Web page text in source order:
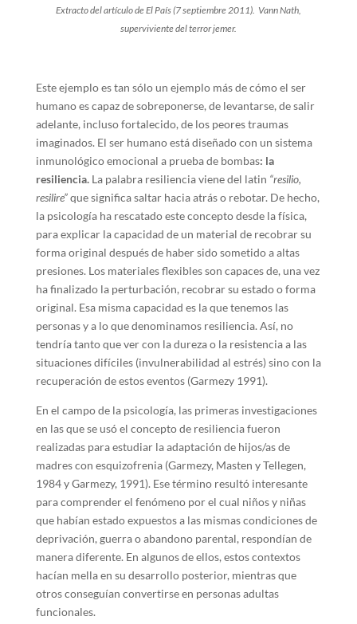
Extracto del artículo de El País (7 septiembre 2011). Vann Nath,
superviviente del terror jemer.
Este ejemplo es tan sólo un ejemplo más de cómo el ser
humano es capaz de sobreponerse, de levantarse, de salir
adelante, incluso fortalecido, de los peores traumas
imaginados. El ser humano está diseñado con un sistema
inmunológico emocional a prueba de bombas: la
resiliencia.La palabra resiliencia viene del latin “resilio,
resilire”que significa saltar hacia atrás o rebotar. De hecho,
la psicología ha rescatado este concepto desde la física,
para explicar la capacidad de un material de recobrar su
forma original después de haber sido sometido a altas
presiones. Los materiales flexibles son capaces de, una vez
ha finalizado la perturbación, recobrar su estado o forma
original. Esa misma capacidad es la que tenemos las
personas y a lo que denominamos resiliencia. Así, no
tendría tanto que ver con la dureza o la resistencia a las
situaciones difíciles (invulnerabilidad al estrés) sino con la
recuperación de estos eventos (Garmezy 1991).
En el campo de la psicología, las primeras investigaciones
en las que se usó el concepto de resiliencia fueron
realizadas para estudiar la adaptación de hijos/as de
madres con esquizofrenia (Garmezy, Masten y Tellegen,
1984 y Garmezy, 1991). Ese término resultó interesante
para comprender el fenómeno por el cual niños y niñas
que habían estado expuestos a las mismas condiciones de
deprivación, guerra o abandono parental, respondían de
manera diferente. En algunos de ellos, estos contextos
hacían mella en su desarrollo posterior, mientras que
otros conseguían convertirse en personas adultas
funcionales.